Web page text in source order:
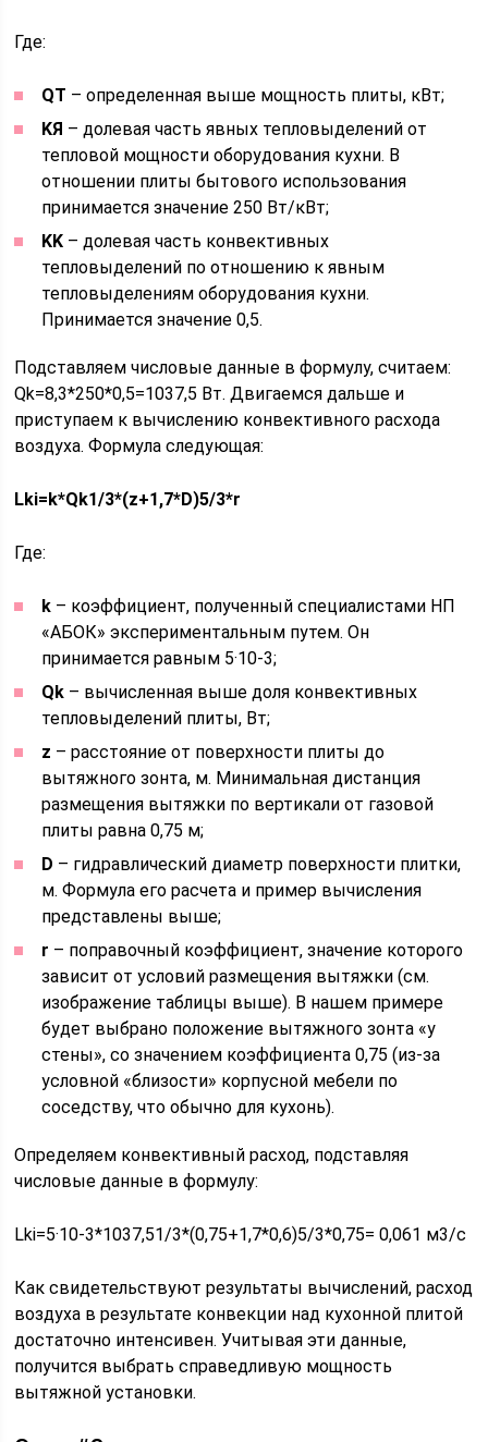
Где:
QT – определенная выше мощность плиты, кВт;
KЯ – долевая часть явных тепловыделений от
тепловой мощности оборудования кухни. В
отношении плиты бытового использования
принимается значение 250 Вт/кВт;
KK – долевая часть конвективных
тепловыделений по отношению к явным
тепловыделениям оборудования кухни.
Принимается значение 0,5.
Подставляем числовые данные в формулу, считаем:
Qk=8,3*250*0,5=1037,5 Вт. Двигаемся дальше и
приступаем к вычислению конвективного расхода
воздуха. Формула следующая:
Lki=k*Qk1/3*(z+1,7*D)5/3*r
Где:
k – коэффициент, полученный специалистами НП
«АБОК» экспериментальным путем. Он
принимается равным 5·10-3;
Qk – вычисленная выше доля конвективных
тепловыделений плиты, Вт;
z – расстояние от поверхности плиты до
вытяжного зонта, м. Минимальная дистанция
размещения вытяжки по вертикали от газовой
плиты равна 0,75 м;
D – гидравлический диаметр поверхности плитки,
м. Формула его расчета и пример вычисления
представлены выше;
r – поправочный коэффициент, значение которого
зависит от условий размещения вытяжки (см.
изображение таблицы выше). В нашем примере
будет выбрано положение вытяжного зонта «у
стены», со значением коэффициента 0,75 (из-за
условной «близости» корпусной мебели по
соседству, что обычно для кухонь).
Определяем конвективный расход, подставляя
числовые данные в формулу:
Lki=5·10-3*1037,51/3*(0,75+1,7*0,6)5/3*0,75= 0,061 м3/с
Как свидетельствуют результаты вычислений, расход
воздуха в результате конвекции над кухонной плитой
достаточно интенсивен. Учитывая эти данные,
получится выбрать справедливую мощность
вытяжной установки.